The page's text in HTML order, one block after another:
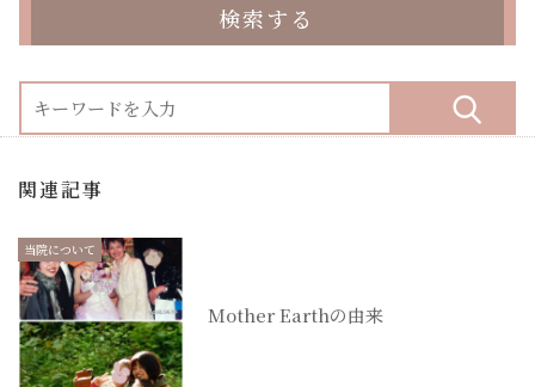
検索する
関連記事
当院について
Mother Earthの由来